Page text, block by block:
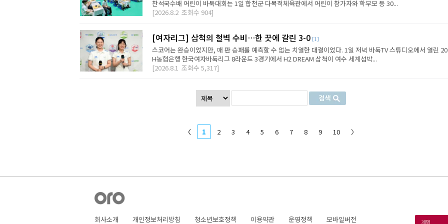
찬석국수배 어린이 바둑대회는 1일 합천군 다목적체육관에서 어린이 참가자와 학부모 등 30...
[2026.8.2 조회수 904]
[여자리그] 삼척의 철벽 수비…한 끗에 갈린 3-0 [1]
스코어는 완승이었지만, 매 판 승패를 예측할 수 없는 치열한 대결이었다. 1일 저녁 바둑TV 스튜디오에서 열린
H농협은행 한국여자바둑리그 8라운드 3경기에서 H2 DREAM 삼척이 여수 세계섬박...
[2026.8.1 조회수 5,317]
〈 1 2 3 4 5 6 7 8 9 10 〉
회사소개 개인정보처리방침 청소년보호정책 이용약관 운영정책 모바일버전